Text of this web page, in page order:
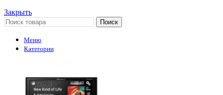
Закрыть
Поиск
Меню
Категории